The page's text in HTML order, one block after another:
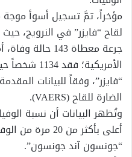
مؤخراً، تمَّ تسجيل أسوأ موجة
لقاح “فايزر” في النرويج،
جرعة معطاة 143
“فايزر”، وفقاً للبيانات
الضارة للقاح (VAERS).
وتُظهر البيانات أن نسبة
أعلى بأكثر من
“جونسون آند جونسون”.